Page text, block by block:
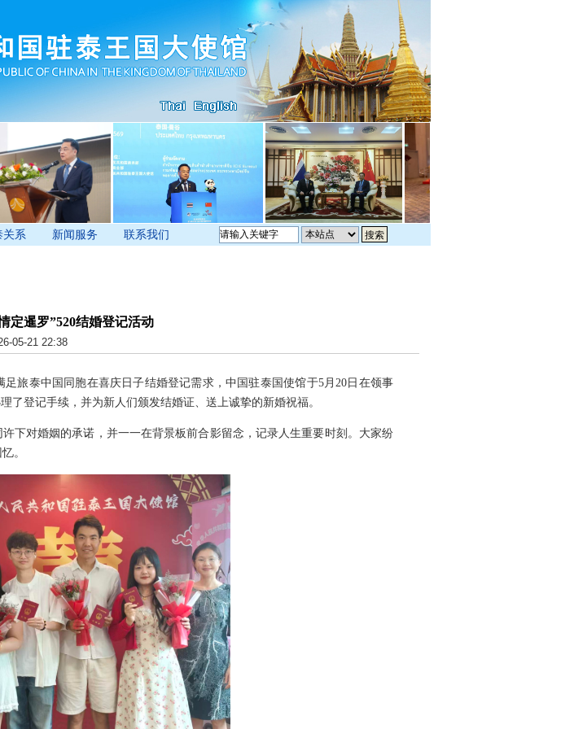
关系 新闻服务 联系我们
定暹罗”520结婚登记活动
05-21 22:38
旅泰中国同胞在喜庆日子结婚登记需求，中国驻泰国使馆于5月20日在领事
了登记手续，并为新人们颁发结婚证、送上诚挚的新婚祝福。
下对婚姻的承诺，并一一在背景板前合影留念，记录人生重要时刻。大家纷
。